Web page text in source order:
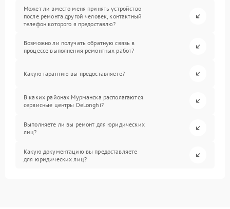
Может ли вместо меня принять устройство
после ремонта другой человек, контактный
телефон которого я предоставлю?
Возможно ли получать обратную связь в
процессе выполнения ремонтных работ?
Какую гарантию вы предоставляете?
В каких районах Мурманска располагаются
сервисные центры DeLonghi?
Выполняете ли вы ремонт для юридических
лиц?
Какую документацию вы предоставляете
для юридических лиц?